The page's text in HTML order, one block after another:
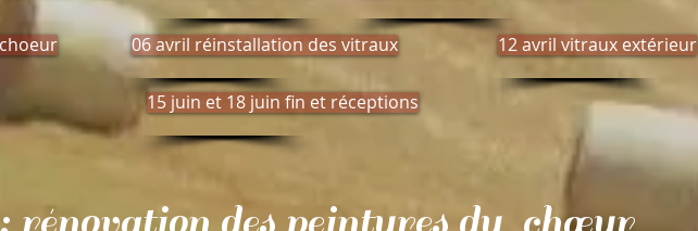
06 avril réinstallation des vitraux 12 avril vitraux extérieur
15 juin et 18 juin fin et réceptions